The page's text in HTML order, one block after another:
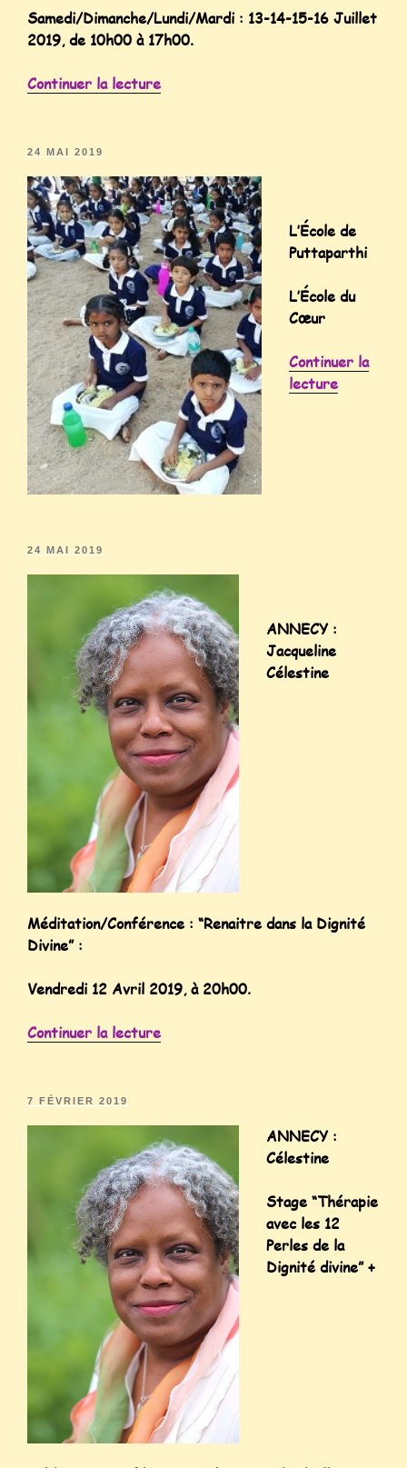
Samedi/Dimanche/Lundi/Mardi : 13-14-15-16 Juillet
2019, de 10h00 à 17h00.
Continuer la lecture
24 MAI 2019
L’École de
Puttaparthi
L’École du
Cœur
Continuer la
lecture
24 MAI 2019
ANNECY :
Jacqueline
Célestine
Méditation/Conférence : “Renaitre dans la Dignité
Divine” :
Vendredi 12 Avril 2019, à 20h00.
Continuer la lecture
7 FÉVRIER 2019
ANNECY :
Célestine
Stage “Thérapie
avec les 12
Perles de la
Dignité divine” +